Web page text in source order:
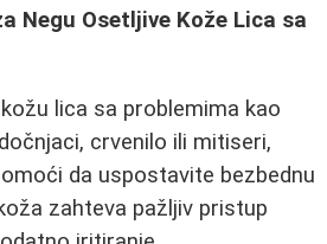
Negu Osetljive Kože Lica sa
lica sa problemima kao
crvenilo ili mitiseri,
da uspostavite bezbednu
zahteva pažljiv pristup